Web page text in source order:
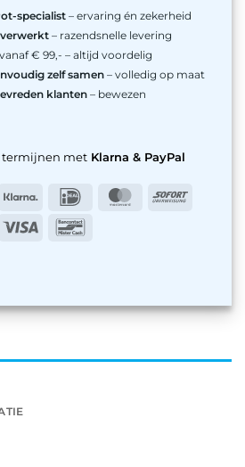
specialist – ervaring én zekerheid
verwerkt– razendsnelle levering
vanaf € 99,- – altijd voordelig
zelf samen – volledig op maat
klanten – bewezen
termijnen metKlarna & PayPal
Klarna IDeal MasterCard
Sofort
Visa